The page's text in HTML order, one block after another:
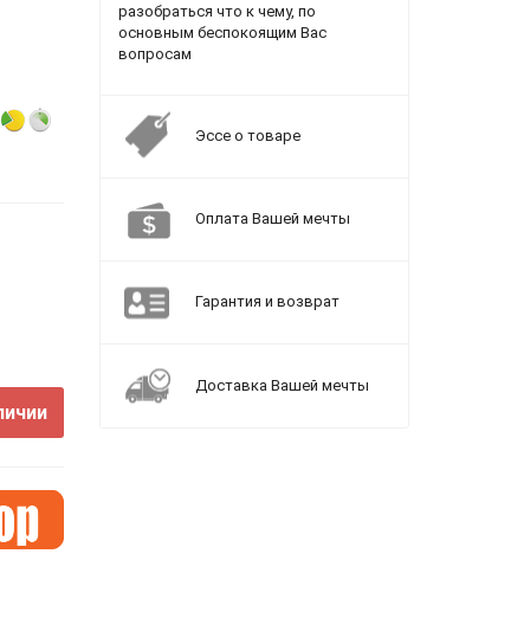
разобраться что к чему, по
основным беспокоящим Вас
вопросам
Эссе о товаре
Оплата Вашей мечты
Гарантия и возврат
Доставка Вашей мечты